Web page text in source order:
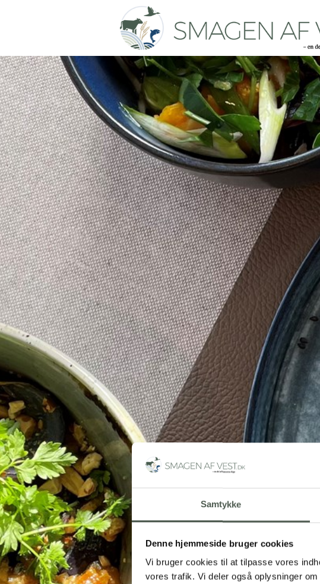
Samtykke
Denne hjemmeside bruger cookies
Vi bruger cookies til at tilpasse vores
vores trafik. Vi deler også oplysninger